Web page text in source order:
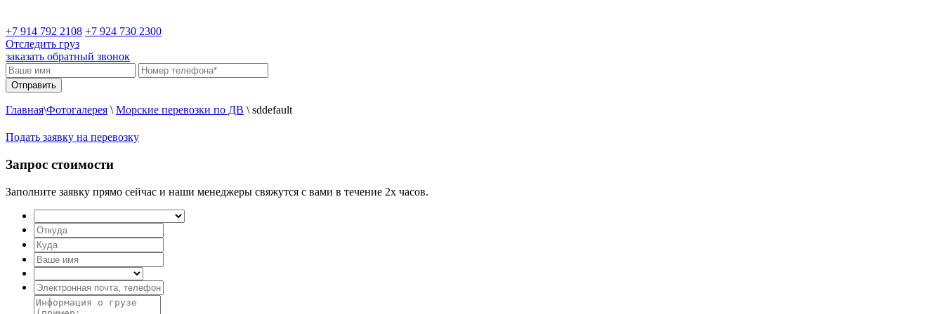
+7 914 792 2108 +7 924 730 2300
Отследить груз
заказать обратный звонок
Главная\Фотогалерея \ Морские перевозки по ДВ \ sddefault
Подать заявку на перевозку
Запрос стоимости
Заполните заявку прямо сейчас и наши менеджеры свяжутся с вами в течение 2х часов.